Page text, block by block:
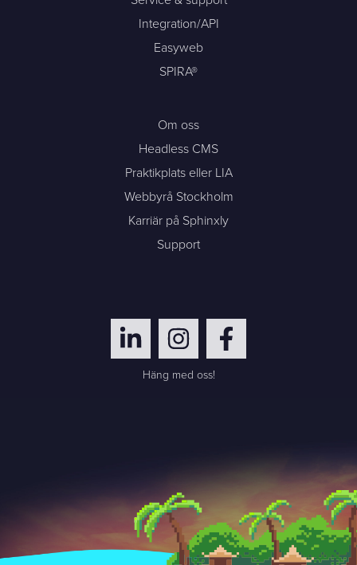
Integration/API
Easyweb
SPIRA®
Om oss
Headless CMS
Praktikplats eller LIA
Webbyrå Stockholm
Karriär på Sphinxly
Support
Häng med oss!